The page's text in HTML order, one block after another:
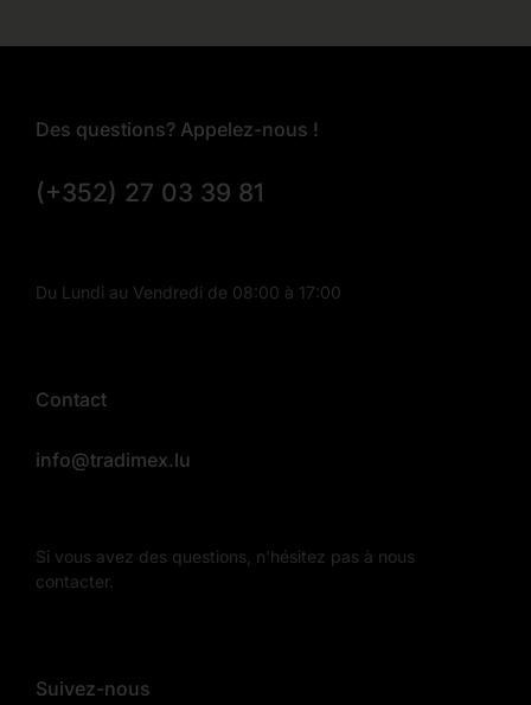
Des questions? Appelez-nous !
(+352) 27 03 39 81
Du Lundi au Vendredi de 08:00 à 17:00
Contact
info@tradimex.lu
Si vous avez des questions, n’hésitez pas à nous
contacter.
Suivez-nous